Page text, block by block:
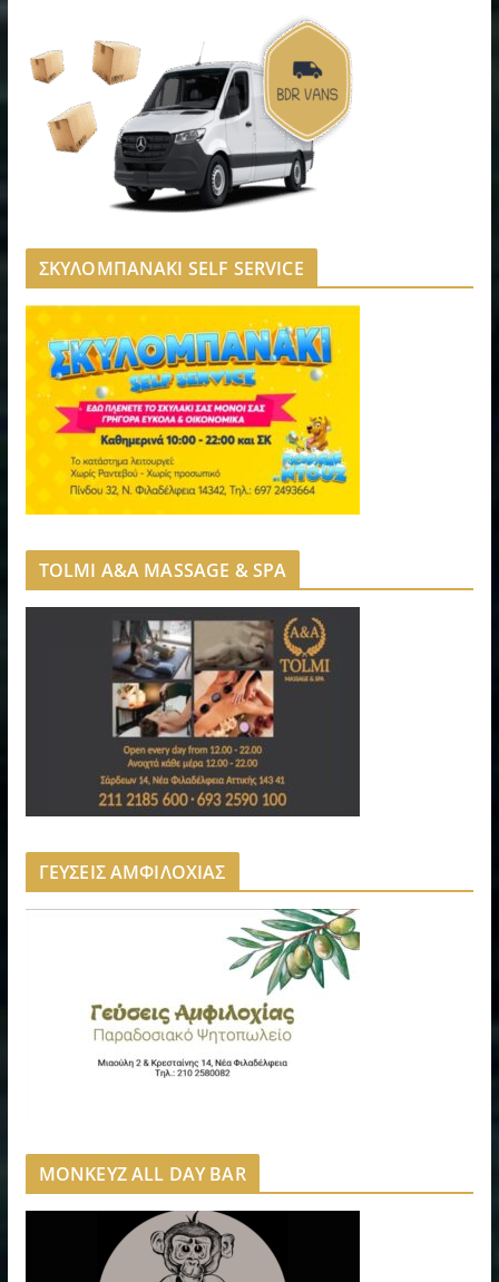
ΣΚΥΛΟΜΠΑΝΑΚΙ SELF SERVICE
TOLMI A&A MASSAGE & SPA
ΓΕΥΣΕΙΣ ΑΜΦΙΛΟΧΙΑΣ
MONKEYZ ALL DAY BAR